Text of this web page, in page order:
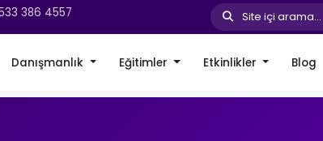
386 4557 Site içi arama...
Danışmanlık Eğitimler Etkinlikler Blog